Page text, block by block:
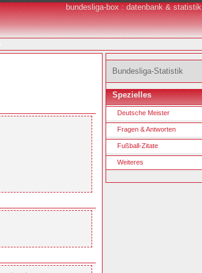
bundesliga-box : datenbank & statistik
Bundesliga-Statistik
Spezielles
Deutsche Meister
Fragen & Antworten
Fußball-Zitate
Weiteres